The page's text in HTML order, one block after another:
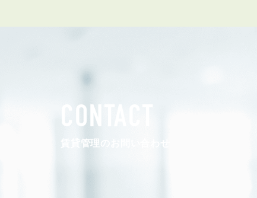
【受付時間】10:00~19:00（定休日：水曜日）
CONTACT
賃貸管理のお問い合わせ